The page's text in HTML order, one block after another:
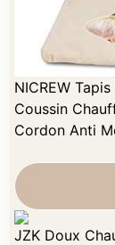
NICREW
Coussin
Cordon Anti
JZK Doux